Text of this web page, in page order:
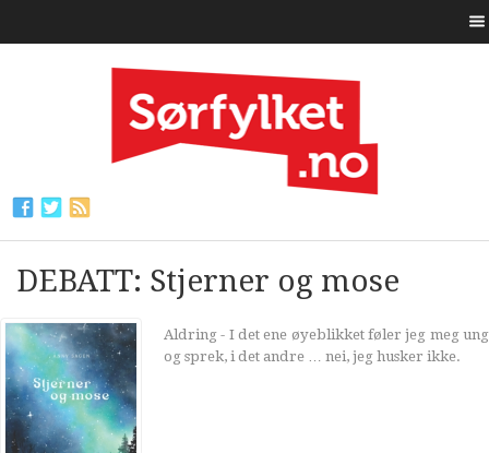
DEBATT: Stjerner og mose
Aldring - I det ene øyeblikket føler jeg meg ung
og sprek, i det andre … nei, jeg husker ikke.